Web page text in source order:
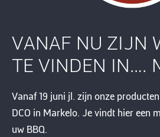
VANAF NU ZIJN
TE VINDEN IN….
Vanaf 19 juni jl. zijn onze
DCO in Markelo. Je vindt hier een
uw BBQ.